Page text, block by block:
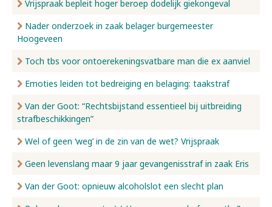
Vrijspraak bepleit hoger beroep dodelijk giekongeval
Nader onderzoek in zaak belager burgemeester
Hoogeveen
Toch tbs voor ontoerekeningsvatbare man die ex aanviel
Emoties leiden tot bedreiging en belaging: taakstraf
Van der Goot: “Rechtsbijstand essentieel bij uitbreiding
strafbeschikkingen”
Wel of geen ‘weg’ in de zin van de wet? Vrijspraak
Geen levenslang maar 9 jaar gevangenisstraf in zaak Eris
Van der Goot: opnieuw alcoholslot een slecht plan